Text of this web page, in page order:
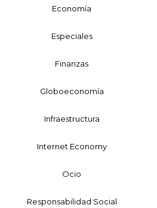
Economía
Especiales
Finanzas
Globoeconomía
Infraestructura
Internet Economy
Ocio
Responsabilidad Social